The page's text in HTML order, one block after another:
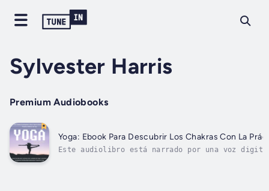
Sylvester Harris
Premium Audiobooks
Yoga: Ebook Para Descubrir Los Chakras Con La
Este audiolibro está narrado por una voz